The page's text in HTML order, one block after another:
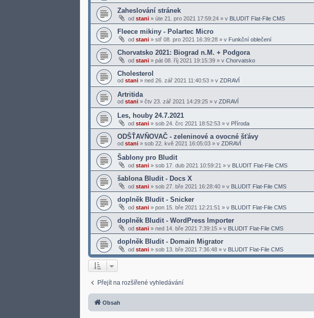
Zaheslování stránek
od stani » úte 21. pro 2021 17:59:24 » v BLUDIT Flat-File CMS
Fleece mikiny - Polartec Micro
od stani » stř 08. pro 2021 16:39:28 » v Funkční oblečení
Chorvatsko 2021: Biograd n.M. + Podgora
od stani » pát 08. říj 2021 19:15:39 » v Chorvatsko
Cholesterol
od stani » ned 26. zář 2021 11:40:53 » v ZDRAVÍ
Artritida
od stani » čtv 23. zář 2021 14:29:25 » v ZDRAVÍ
Les, houby 24.7.2021
od stani » sob 24. črc 2021 18:52:53 » v Příroda
ODŠŤAVŇOVAČ - zeleninové a ovocné šťávy
od stani » sob 22. kvě 2021 16:05:03 » v ZDRAVÍ
Šablony pro Bludit
od stani » sob 17. dub 2021 10:59:21 » v BLUDIT Flat-File CMS
šablona Bludit - Docs X
od stani » sob 27. bře 2021 16:28:40 » v BLUDIT Flat-File CMS
doplněk Bludit - Snicker
od stani » pon 15. bře 2021 12:21:51 » v BLUDIT Flat-File CMS
doplněk Bludit - WordPress Importer
od stani » ned 14. bře 2021 7:39:15 » v BLUDIT Flat-File CMS
doplněk Bludit - Domain Migrator
od stani » sob 13. bře 2021 7:36:48 » v BLUDIT Flat-File CMS
Přejít na rozšířené vyhledávání
Obsah